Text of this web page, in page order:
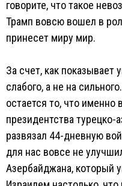
говорите, что такое
Трамп вовсю вошел в
принесет миру мир.
За счет, как показывает
слабого, а не на
остается то, что именно
президентства
развязал 44-дневную
для нас вовсе не
Азербайджана, который